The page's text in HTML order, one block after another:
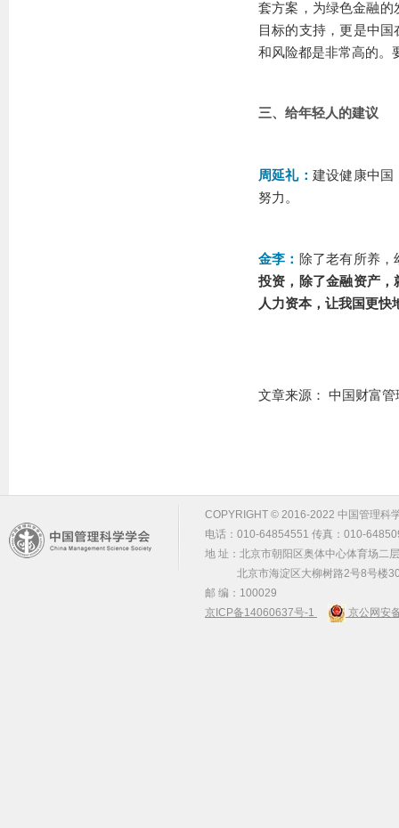
套方案，为绿色金融的
目标的支持，更是中
和风险都是非常高的。
三、给年轻人的建议
周延礼： 建设健康中国
努力。
金李： 除了老有所养
投资，除了金融资产
人力资本，让我国更
文章来源： 中国财富管
COPYRIGHT © 2016-2022 中国管理科
电话：010-64854551 传真：010-
地 址：北京市朝阳区奥体中心体育场二
北京市海淀区大柳树路2号8号楼
邮 编：100029
京ICP备14060637号-1
京公网安